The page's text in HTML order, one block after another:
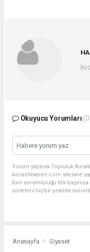
Okuyucu Yorumları
Yorum yazarak Topluluk
kocaelihaberi.com sitesine
tüm sorumluluğu tek
yönetimi hiçbir şekilde
Anasayfa Siyaset